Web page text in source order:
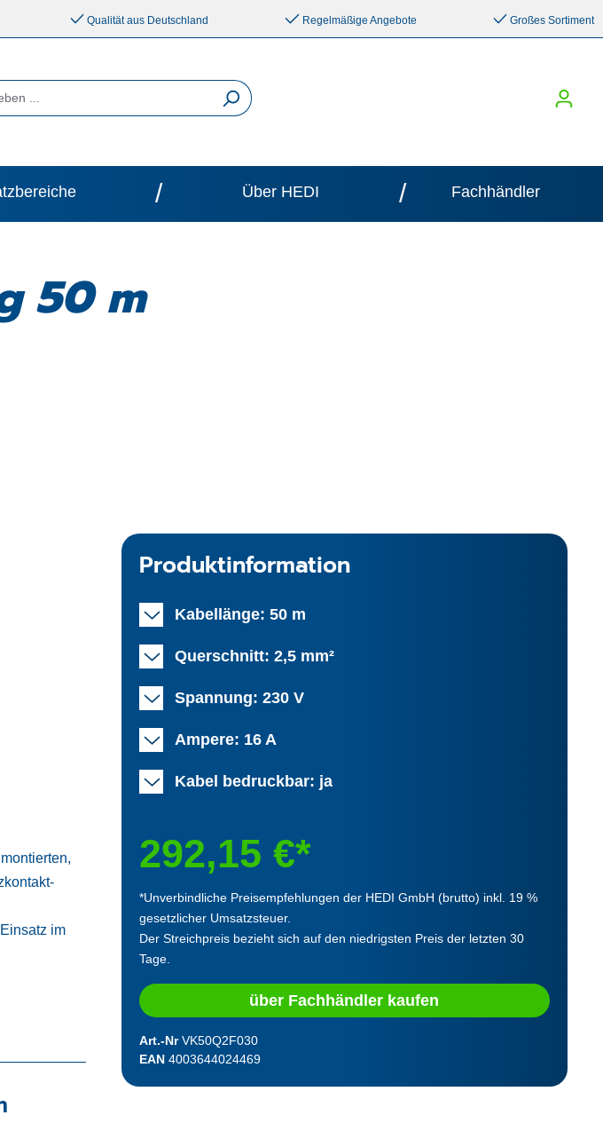
Qualität aus Deutschland Regelmäßige Angebote Großes Sortiment
/ Über HEDI / Fachhändler
50 m
im
Produktinformation
Kabellänge: 50 m
Querschnitt: 2,5 mm²
Spannung: 230 V
Ampere: 16 A
Kabel bedruckbar: ja
292,15 €*
*Unverbindliche Preisempfehlungen der HEDI GmbH (brutto) inkl. 19 %
gesetzlicher Umsatzsteuer.
Der Streichpreis bezieht sich auf den niedrigsten Preis der letzten 30
Tage.
über Fachhändler kaufen
Art.-NrVK50Q2F030
EAN 4003644024469